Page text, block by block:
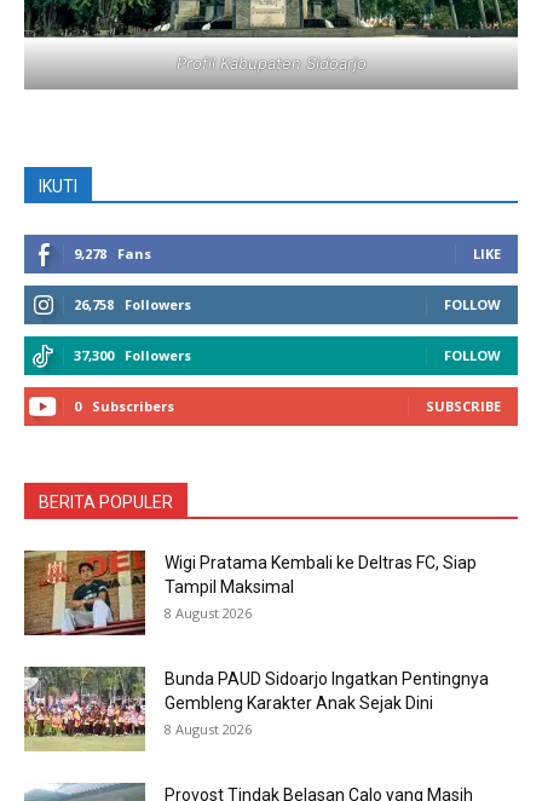
Profil Kabupaten Sidoarjo
IKUTI
9,278 Fans LIKE
26,758 Followers FOLLOW
37,300 Followers FOLLOW
0 Subscribers SUBSCRIBE
BERITA POPULER
Wigi Pratama Kembali ke Deltras FC, Siap
Tampil Maksimal
8 August 2026
Bunda PAUD Sidoarjo Ingatkan Pentingnya
Gembleng Karakter Anak Sejak Dini
8 August 2026
Provost Tindak Belasan Calo yang Masih